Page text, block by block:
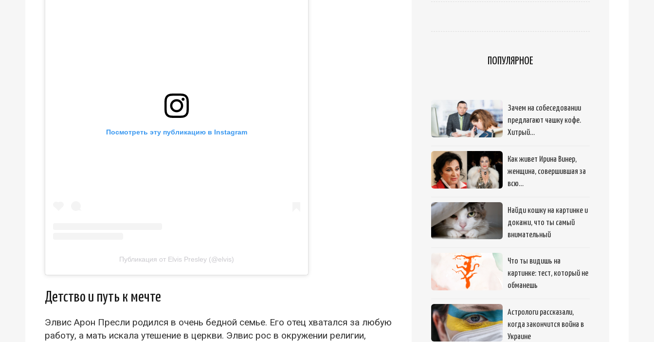
Посмотреть эту публикацию в Instagram
Публикация от Elvis Presley (@elvis)
Детство и путь к мечте
Элвис Арон Пресли родился в очень бедной семье. Его отец хватался за любую
работу, а мать искала утешение в церкви. Элвис рос в окружении религии,
ПОПУЛЯРНОЕ
Зачем на собеседовании
предлагают чашку кофе.
Хитрый…
Как живет Ирина Винер,
женщина, совершившая за
всю…
Найди кошку на картинке и
докажи, что ты самый
внимательный
Что ты видишь на
картинке: тест, который не
обманешь
Астрологи рассказали,
когда закончится война в
Украине